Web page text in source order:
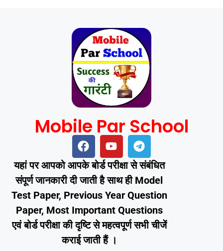
Mobile Par School
यहां पर आपको आपके बोर्ड परीक्षा से संबंधित
संपूर्ण जानकारी दी जाती है साथ ही Model
Test Paper, Previous Year Question
Paper, Most Important Questions
एवं बोर्ड परीक्षा की दृष्टि से महत्वपूर्ण सभी चीजें
कराई जाती हैं ।